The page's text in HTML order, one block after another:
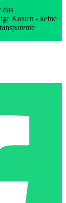
das
Kosten - keine